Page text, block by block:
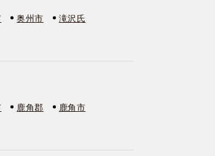
奥州市
滝沢氏
鹿角郡
鹿角市